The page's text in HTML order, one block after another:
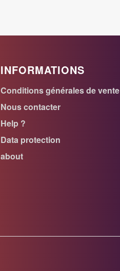
INFORMATIONS
Conditions générales de vente
Nous contacter
Help ?
Data protection
about